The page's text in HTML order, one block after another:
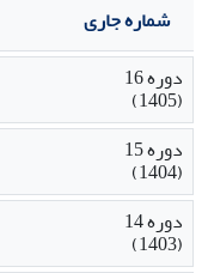
شماره جاری
دوره 16
(1405)
دوره 15
(1404)
دوره 14
(1403)